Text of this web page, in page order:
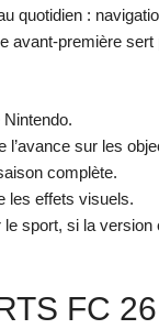
quotidien :
avant-première
l’avance sur les
complète.
les effets visuels.
sport, si la
FC